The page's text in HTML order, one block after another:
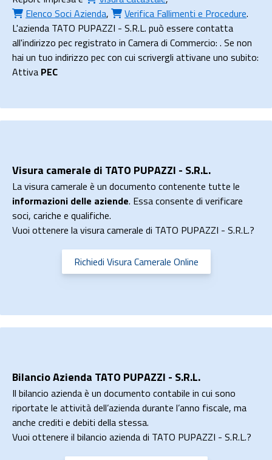
Elenco Soci Azienda, Verifica Fallimenti e Procedure.
L'azienda TATO PUPAZZI - S.R.L. può essere contatta
all'indirizzo pec registrato in Camera di Commercio: . Se non
hai un tuo indirizzo pec con cui scrivergli attivane uno subito:
Attiva PEC
Visura camerale di TATO PUPAZZI - S.R.L.
La visura camerale è un documento contenente tutte le
informazioni delle aziende. Essa consente di verificare
soci, cariche e qualifiche.
Vuoi ottenere la visura camerale di TATO PUPAZZI - S.R.L.?
Richiedi Visura Camerale Online
Bilancio Azienda TATO PUPAZZI - S.R.L.
Il bilancio azienda è un documento contabile in cui sono
riportate le attività dell’azienda durante l’anno fiscale, ma
anche crediti e debiti della stessa.
Vuoi ottenere il bilancio azienda di TATO PUPAZZI - S.R.L.?